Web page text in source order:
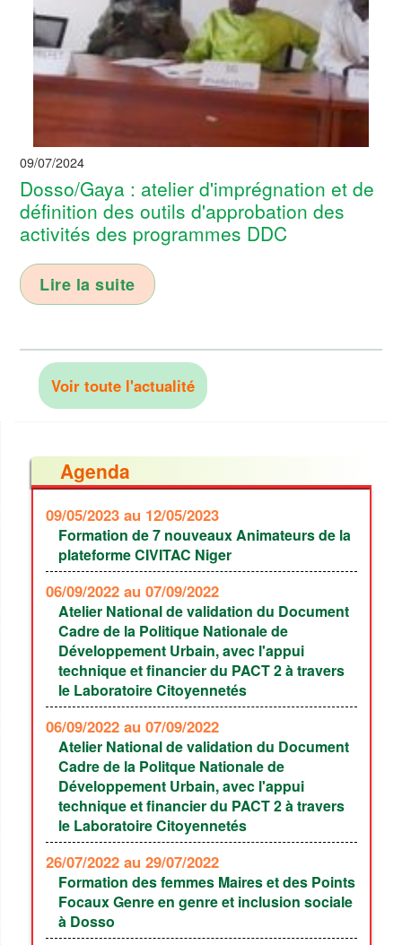
09/07/2024
Dosso/Gaya : atelier d'imprégnation et de
définition des outils d'approbation des
activités des programmes DDC
Lire la suite
Voir toute l'actualité
Agenda
09/05/2023 au 12/05/2023
Formation de 7 nouveaux Animateurs de la
plateforme CIVITAC Niger
06/09/2022 au 07/09/2022
Atelier National de validation du Document
Cadre de la Politique Nationale de
Développement Urbain, avec l'appui
technique et financier du PACT 2 à travers
le Laboratoire Citoyennetés
06/09/2022 au 07/09/2022
Atelier National de validation du Document
Cadre de la Politque Nationale de
Développement Urbain, avec l'appui
technique et financier du PACT 2 à travers
le Laboratoire Citoyennetés
26/07/2022 au 29/07/2022
Formation des femmes Maires et des Points
Focaux Genre en genre et inclusion sociale
à Dosso